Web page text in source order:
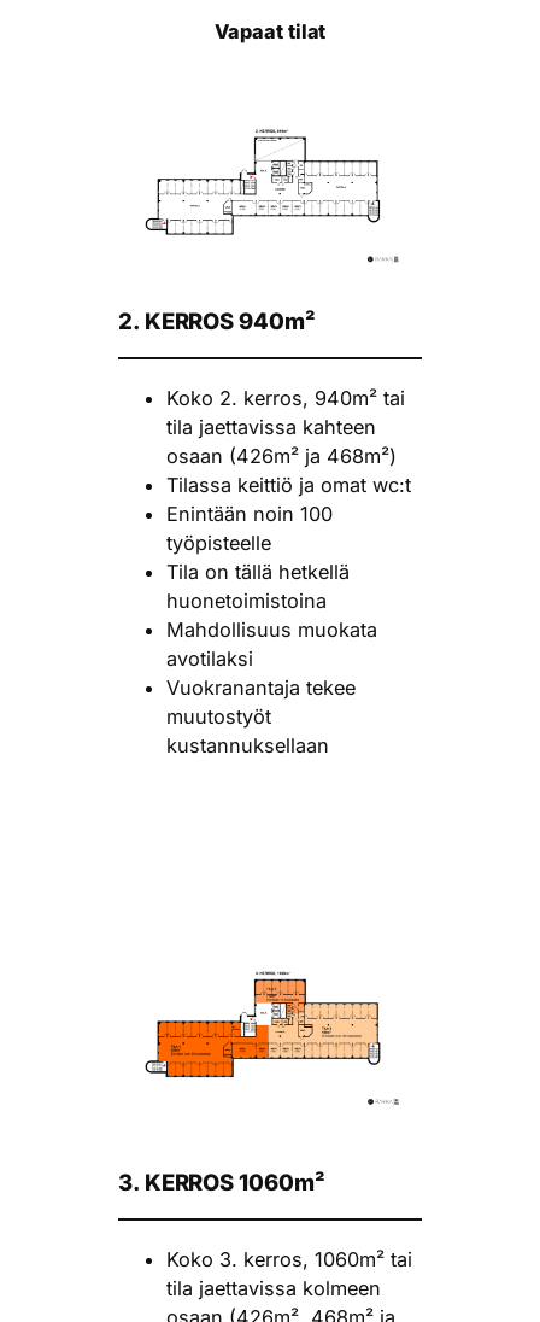
Vapaat tilat
2. KERROS940m²
Koko 2. kerros, 940m² tai
tila jaettavissa kahteen
osaan (426m² ja 468m²)
Tilassa keittiö ja omat wc:t
Enintään noin 100
työpisteelle
Tila on tällä hetkellä
huonetoimistoina
Mahdollisuus muokata
avotilaksi
Vuokranantaja tekee
muutostyöt
kustannuksellaan
3. KERROS1060m²
Koko 3. kerros, 1060m² tai
tila jaettavissa kolmeen